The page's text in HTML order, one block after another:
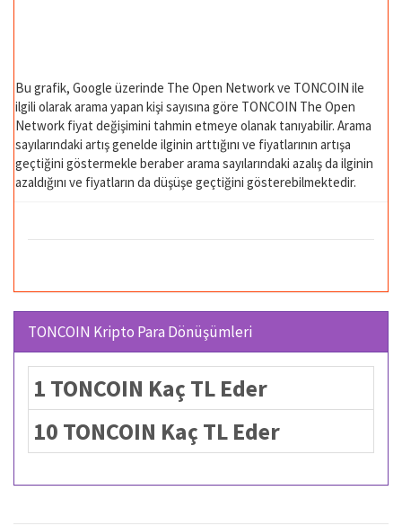
Bu grafik, Google üzerinde The Open Network ve TONCOIN ile
ilgili olarak arama yapan kişi sayısına göre TONCOIN The Open
Network fiyat değişimini tahmin etmeye olanak tanıyabilir. Arama
sayılarındaki artış genelde ilginin arttığını ve fiyatlarının artışa
geçtiğini göstermekle beraber arama sayılarındaki azalış da ilginin
azaldığını ve fiyatların da düşüşe geçtiğini gösterebilmektedir.
TONCOIN Kripto Para Dönüşümleri
1 TONCOIN Kaç TL Eder
10 TONCOIN Kaç TL Eder